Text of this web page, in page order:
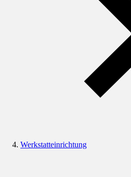
Werkstatteinrichtung